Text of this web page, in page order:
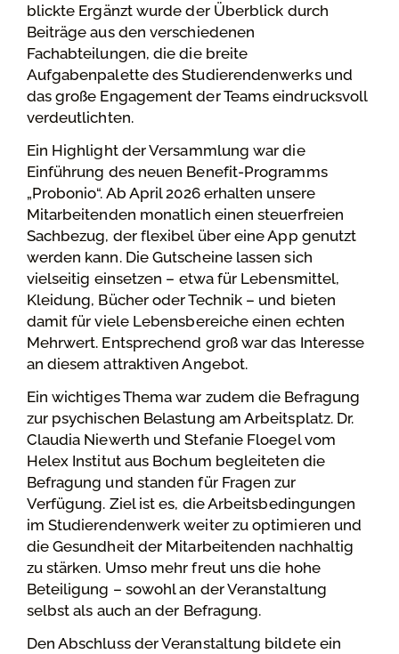
blickte Ergänzt wurde der Überblick durch
Beiträge aus den verschiedenen
Fachabteilungen, die die breite
Aufgabenpalette des Studierendenwerks und
das große Engagement der Teams eindrucksvoll
verdeutlichten.
Ein Highlight der Versammlung war die
Einführung des neuen Benefit-Programms
„Probonio“. Ab April 2026 erhalten unsere
Mitarbeitenden monatlich einen steuerfreien
Sachbezug, der flexibel über eine App genutzt
werden kann. Die Gutscheine lassen sich
vielseitig einsetzen – etwa für Lebensmittel,
Kleidung, Bücher oder Technik – und bieten
damit für viele Lebensbereiche einen echten
Mehrwert. Entsprechend groß war das Interesse
an diesem attraktiven Angebot.
Ein wichtiges Thema war zudem die Befragung
zur psychischen Belastung am Arbeitsplatz. Dr.
Claudia Niewerth und Stefanie Floegel vom
Helex Institut aus Bochum begleiteten die
Befragung und standen für Fragen zur
Verfügung. Ziel ist es, die Arbeitsbedingungen
im Studierendenwerk weiter zu optimieren und
die Gesundheit der Mitarbeitenden nachhaltig
zu stärken. Umso mehr freut uns die hohe
Beteiligung – sowohl an der Veranstaltung
selbst als auch an der Befragung.
Den Abschluss der Veranstaltung bildete ein